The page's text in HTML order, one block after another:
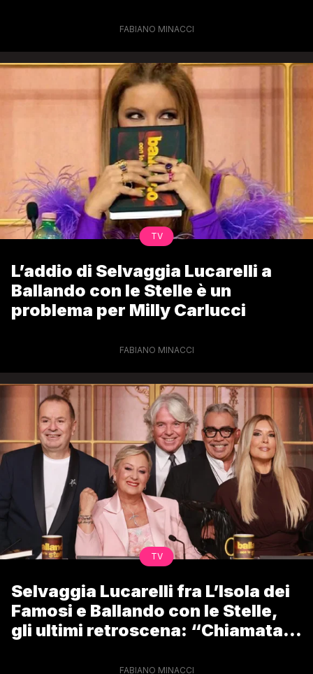
FABIANO MINACCI
TV
L’addio di Selvaggia Lucarelli a
Ballando con le Stelle è un
problema per Milly Carlucci
FABIANO MINACCI
TV
Selvaggia Lucarelli fra L’Isola dei
Famosi e Ballando con le Stelle,
gli ultimi retroscena: “Chiamata
FABIANO MINACCI